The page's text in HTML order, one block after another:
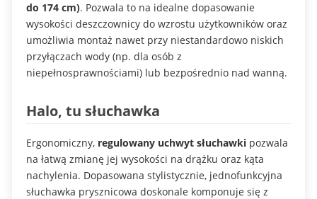
do 174 cm). Pozwala to na idealne dopasowanie
wysokości deszczownicy do wzrostu użytkowników oraz
umożliwia montaż nawet przy niestandardowo niskich
przyłączach wody (np. dla osób z
niepełnosprawnościami) lub bezpośrednio nad wanną.
Halo, tu słuchawka
Ergonomiczny, regulowany uchwyt słuchawkipozwala
na łatwą zmianę jej wysokości na drążku oraz kąta
nachylenia. Dopasowana stylistycznie, jednofunkcyjna
słuchawka prysznicowa doskonale komponuje się z